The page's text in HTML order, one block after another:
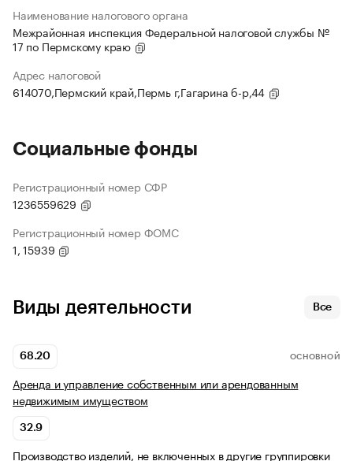
Наименование налогового органа
Межрайонная инспекция Федеральной налоговой службы №
17 по Пермскому краю
Адрес налоговой
614070,Пермский край,Пермь г,Гагарина б-р,44
Социальные фонды
Регистрационный номер СФР
1236559629
Регистрационный номер ФОМС
1, 15939
Виды деятельности Все
68.20 ОСНОВНОЙ
Аренда и управление собственным или арендованным
недвижимым имуществом
32.9
Производство изделий, не включенных в другие группировки